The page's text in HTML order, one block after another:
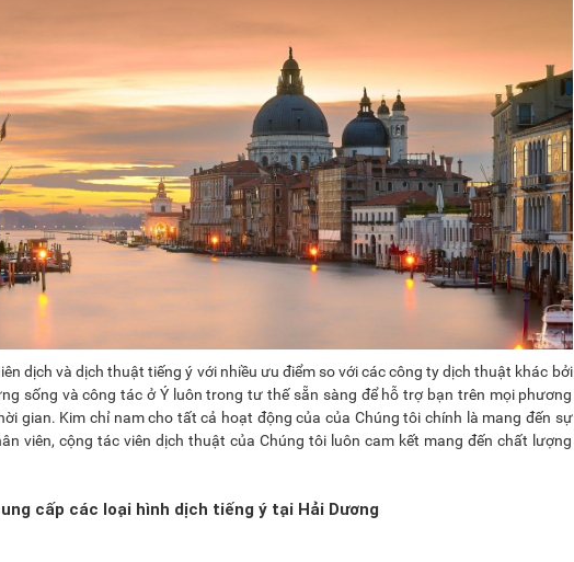
dịch và dịch thuật tiếng ý với nhiều ưu điểm so với các công ty dịch thuật khác bởi
sống và công tác ở Ý luôn trong tư thế sẵn sàng để hỗ trợ bạn trên mọi phương
gian. Kim chỉ nam cho tất cả hoạt động của của Chúng tôi chính là mang đến sự
viên, cộng tác viên dịch thuật của Chúng tôi luôn cam kết mang đến chất lượng
cấp các loại hình dịch tiếng ý tại Hải Dương